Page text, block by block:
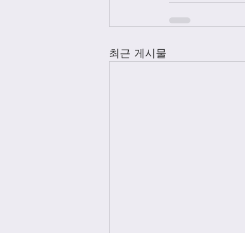
최근 게시물